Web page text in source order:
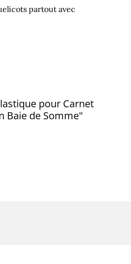
partout avec
pour Carnet
Baie de Somme"